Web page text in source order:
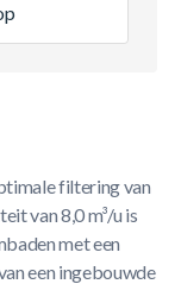
filtering van
van 8,0 m³/u is
met een
een ingebouwde